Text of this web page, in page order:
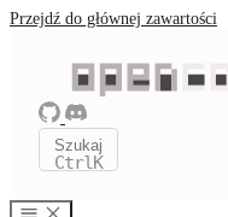
Przejdź do głównej zawartości
Szukaj
CtrlK